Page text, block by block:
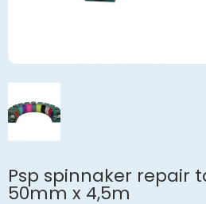
Psp spinnaker repair
50mm x 4,5m